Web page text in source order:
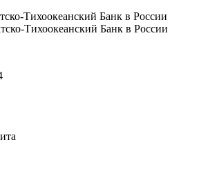
Тихоокеанский Банк в России
Тихоокеанский Банк в России